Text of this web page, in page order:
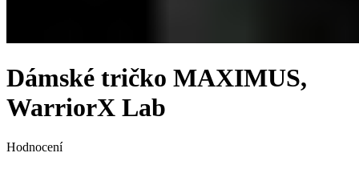
Dámské tričko MAXIMUS,
WarriorX Lab
Hodnocení